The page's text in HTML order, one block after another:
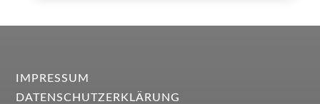
IMPRESSUM
DATENSCHUTZERKLÄRUNG